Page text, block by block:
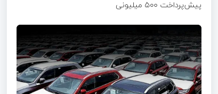
پیش‌پرداخت ۵۰۰ میلیونی